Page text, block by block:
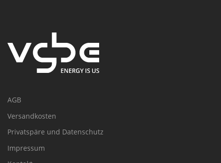
AGB
Versandkosten
Privatspäre und Datenschutz
Impressum